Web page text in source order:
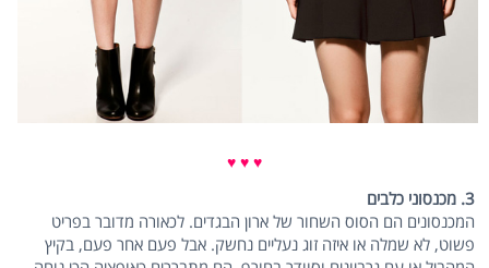
♥ ♥ ♥
3. מכנסוני כלבים
המכנסונים הם הסוס השחור של ארון הבגדים. לכאורה מדובר בפריט
פשוט, לא שמלה או איזה זוג נעליים נחשק. אבל פעם אחר פעם, בקיץ